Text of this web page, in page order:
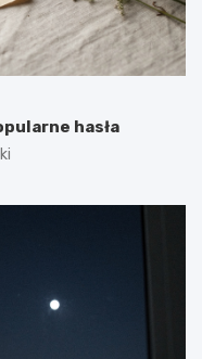
hasła